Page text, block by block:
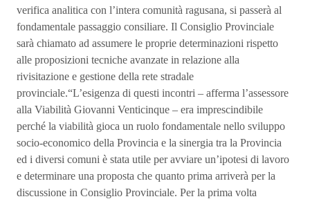
verifica analitica con l’intera comunità ragusana, si passerà al
fondamentale passaggio consiliare. Il Consiglio Provinciale
sarà chiamato ad assumere le proprie determinazioni rispetto
alle proposizioni tecniche avanzate in relazione alla
rivisitazione e gestione della rete stradale
provinciale.“L’esigenza di questi incontri – afferma l’assessore
alla Viabilità Giovanni Venticinque – era imprescindibile
perché la viabilità gioca un ruolo fondamentale nello sviluppo
socio-economico della Provincia e la sinergia tra la Provincia
ed i diversi comuni è stata utile per avviare un’ipotesi di lavoro
e determinare una proposta che quanto prima arriverà per la
discussione in Consiglio Provinciale. Per la prima volta